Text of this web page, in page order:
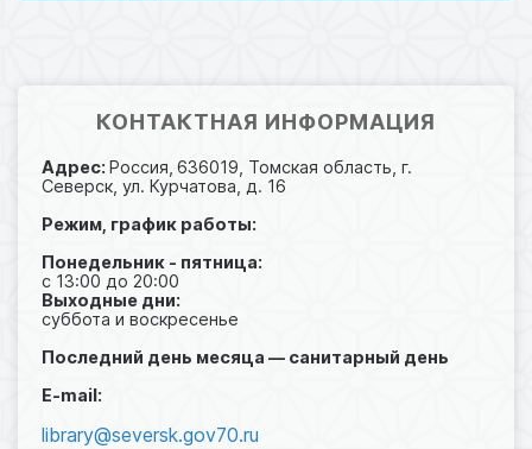
КОНТАКТНАЯ ИНФОРМАЦИЯ
Адрес: Россия, 636019, Томская область, г.
Северск, ул. Курчатова, д. 16
Режим, график работы:
Понедельник - пятница:
с 13:00 до 20:00
Выходные дни:
суббота и воскресенье
Последний день месяца — санитарный день
E-mail:
library@seversk.gov70.ru